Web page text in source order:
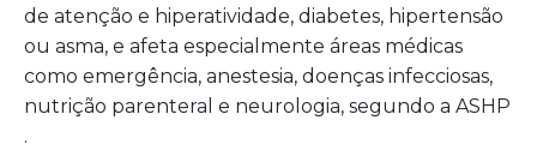
de atenção e hiperatividade, diabetes, hipertensão
ou asma, e afeta especialmente áreas médicas
como emergência, anestesia, doenças infecciosas,
nutrição parenteral e neurologia, segundo a ASHP
.